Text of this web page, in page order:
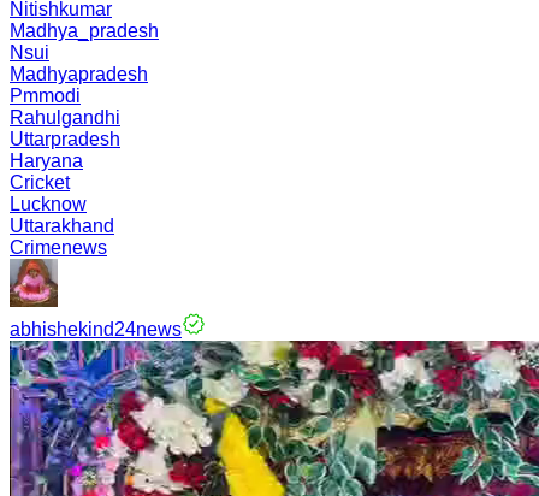
Nitishkumar
Madhya_pradesh
Nsui
Madhyapradesh
Pmmodi
Rahulgandhi
Uttarpradesh
Haryana
Cricket
Lucknow
Uttarakhand
Crimenews
abhishekind24news